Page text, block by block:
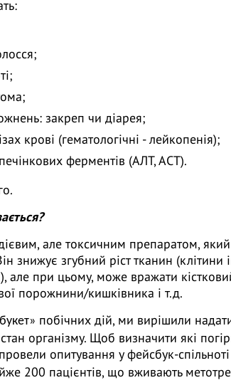
закреп чи діарея;
крові (гематологічні - лейкопенія);
ферментів (АЛТ, АСТ).
але токсичним препаратом,
знижує згубний ріст тканин (клітини
але при цьому, може вражати
порожнини/кишківника і т.д.
побічних дій, ми вирішили
організму. Щоб визначити які
опитування у фейсбук-спільноті
200 пацієнтів, що вживають